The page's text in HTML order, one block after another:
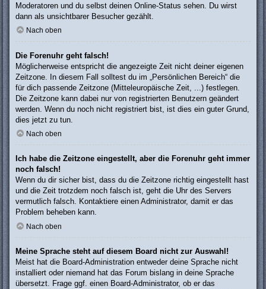
Moderatoren und du selbst deinen Online-Status sehen. Du wirst
dann als unsichtbarer Besucher gezählt.
Nach oben
Die Forenuhr geht falsch!
Möglicherweise entspricht die angezeigte Zeit nicht deiner eigenen
Zeitzone. In diesem Fall solltest du im „Persönlichen Bereich“ die
für dich passende Zeitzone (Mitteleuropäische Zeit, ...) festlegen.
Die Zeitzone kann dabei nur von registrierten Benutzern geändert
werden. Wenn du noch nicht registriert bist, ist dies ein guter Grund,
dies jetzt zu tun.
Nach oben
Ich habe die Zeitzone eingestellt, aber die Forenuhr geht immer
noch falsch!
Wenn du dir sicher bist, dass du die Zeitzone richtig eingestellt hast
und die Zeit trotzdem noch falsch ist, geht die Uhr des Servers
vermutlich falsch. Kontaktiere einen Administrator, damit er das
Problem beheben kann.
Nach oben
Meine Sprache steht auf diesem Board nicht zur Auswahl!
Meist hat die Board-Administration entweder deine Sprache nicht
installiert oder niemand hat das Forum bislang in deine Sprache
übersetzt. Frage ggf. einen Board-Administrator, ob er das